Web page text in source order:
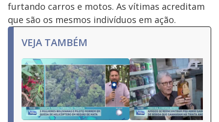
furtando carros e motos. As vítimas acreditam
que são os mesmos indivíduos em ação.
VEJA TAMBÉM